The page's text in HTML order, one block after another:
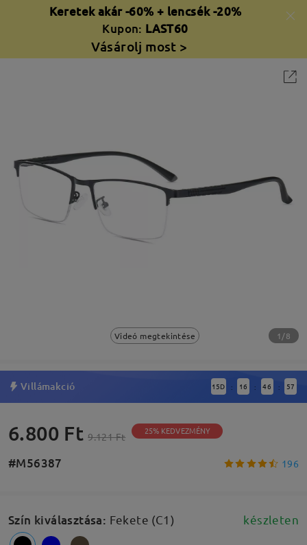
Keretek akár -60% + lencsék -20%
Kupon: LAST60
Vásárolj most >
Videó megtekintése 1/8
Villámakció 15D : 16 : 46 : 57
6.800 Ft 9.121 Ft 25% KEDVEZMÉNY
#M56387 196
Szín kiválasztása: Fekete (C1) készleten